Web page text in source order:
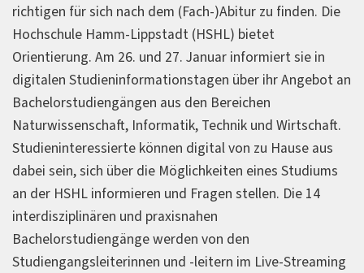
richtigen für sich nach dem (Fach-)Abitur zu finden. Die
Hochschule Hamm-Lippstadt (HSHL) bietet
Orientierung. Am 26. und 27. Januar informiert sie in
digitalen Studieninformationstagen über ihr Angebot an
Bachelorstudiengängen aus den Bereichen
Naturwissenschaft, Informatik, Technik und Wirtschaft.
Studieninteressierte können digital von zu Hause aus
dabei sein, sich über die Möglichkeiten eines Studiums
an der HSHL informieren und Fragen stellen. Die 14
interdisziplinären und praxisnahen
Bachelorstudiengänge werden von den
Studiengangsleiterinnen und -leitern im Live-Streaming